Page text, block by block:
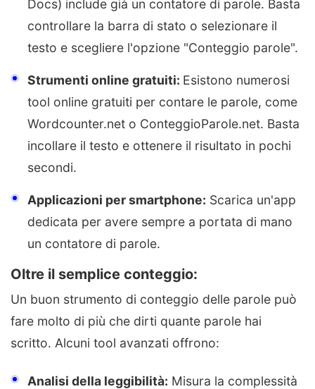
Docs) include già un contatore di parole. Basta
controllare la barra di stato o selezionare il
testo e scegliere l'opzione "Conteggio parole".
Strumenti online gratuiti: Esistono numerosi
tool online gratuiti per contare le parole, come
Wordcounter.net o ConteggioParole.net. Basta
incollare il testo e ottenere il risultato in pochi
secondi.
Applicazioni per smartphone: Scarica un'app
dedicata per avere sempre a portata di mano
un contatore di parole.
Oltre il semplice conteggio:
Un buon strumento di conteggio delle parole può
fare molto di più che dirti quante parole hai
scritto. Alcuni tool avanzati offrono:
Analisi della leggibilità: Misura la complessità